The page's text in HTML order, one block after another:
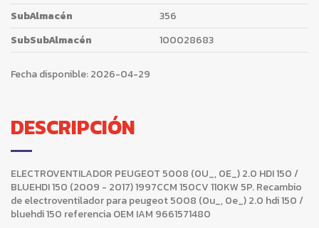
SubAlmacén
356
SubSubAlmacén
100028683
Fecha disponible:2026-04-29
DESCRIPCIÓN
ELECTROVENTILADOR PEUGEOT 5008 (0U_, 0E_) 2.0 HDI 150 /
BLUEHDI 150 (2009 - 2017) 1997CCM 150CV 110KW 5P. Recambio
de electroventilador para peugeot 5008 (0u_, 0e_) 2.0 hdi 150 /
bluehdi 150 referencia OEM IAM 9661571480